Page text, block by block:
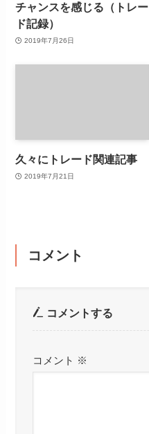
チャンスを感じる（トレー
ド記録）
2019年7月26日
久々にトレード関連記事
2019年7月21日
コメント
コメントする
コメント ※